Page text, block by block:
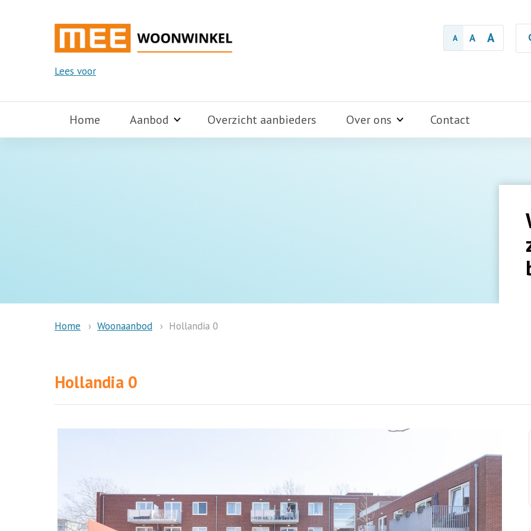
A A A
Lees voor
Home Aanbod Overzicht aanbieders Over ons Contact
Home Woonaanbod Hollandia 0
Hollandia 0